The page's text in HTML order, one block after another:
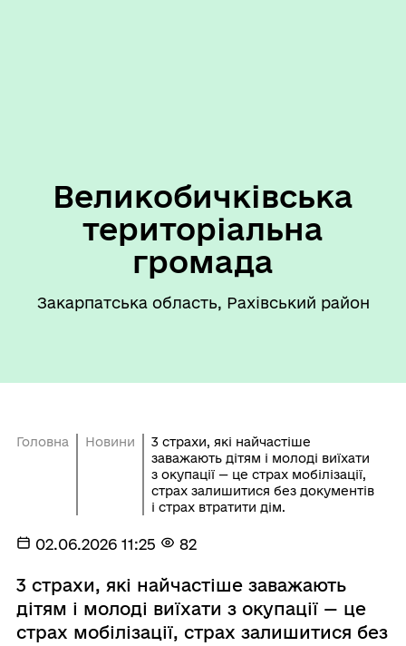
Великобичківська
територіальна
громада
Закарпатська область, Рахівський район
Головна Новини
3 страхи, які найчастіше
заважають дітям і молоді виїхати
з окупації — це страх мобілізації,
страх залишитися без документів
і страх втратити дім.
02.06.2026 11:25 82
3 страхи, які найчастіше заважають
дітям і молоді виїхати з окупації — це
страх мобілізації, страх залишитися без